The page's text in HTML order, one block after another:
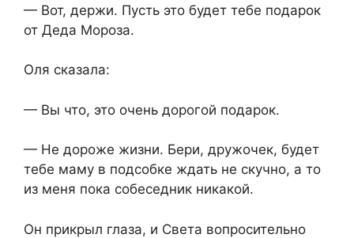
— Вот, держи. Пусть это будет тебе подарок
от Деда Мороза.
Оля сказала:
— Вы что, это очень дорогой подарок.
— Не дороже жизни. Бери, дружочек, будет
тебе маму в подсобке ждать не скучно, а то
из меня пока собеседник никакой.
Он прикрыл глаза, и Света вопросительно